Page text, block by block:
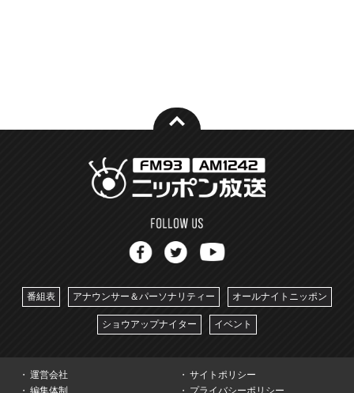
番組表 アナウンサー＆パーソナリティー オールナイトニッポン
ショウアップナイター イベント
運営会社
サイトポリシー
編集体制
プライバシーポリシー